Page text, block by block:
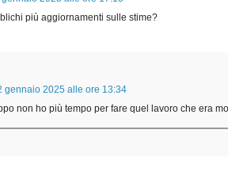
più aggiornamenti sulle stime?
gennaio 2025 alle ore 13:34
non ho più tempo per fare quel lavoro che era